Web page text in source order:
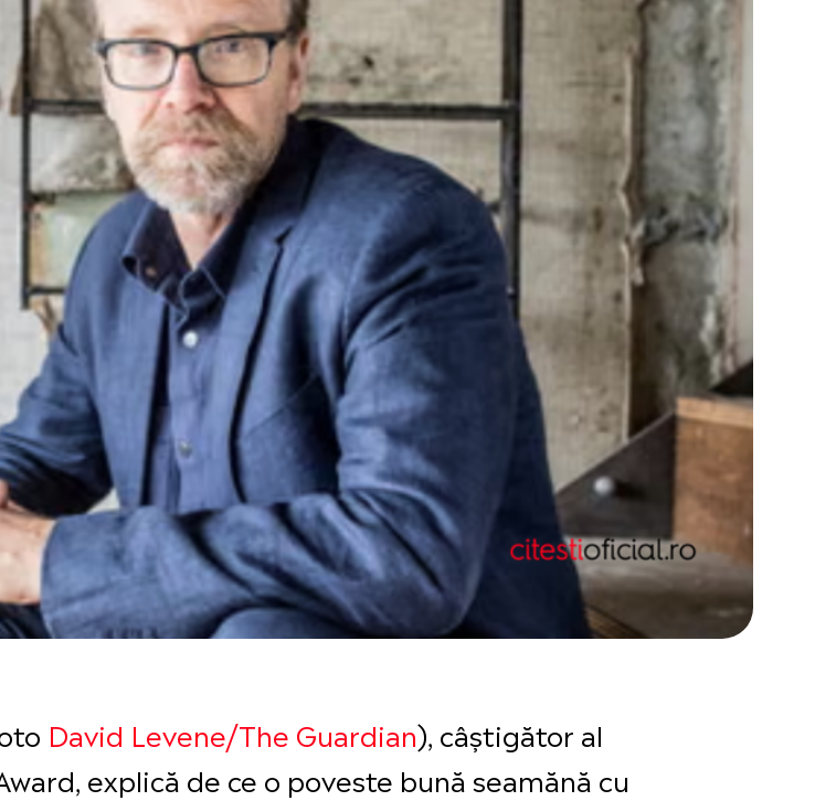
David Levene/The Guardian), câștigător al
explică de ce o poveste bună seamănă cu